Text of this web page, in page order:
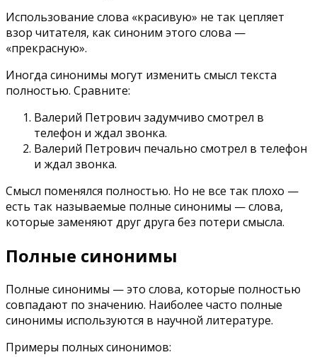
Использование слова «красивую» не так цепляет
взор читателя, как синоним этого слова —
«прекрасную».
Иногда синонимы могут изменить смысл текста
полностью. Сравните:
Валерий Петрович задумчиво смотрел в
телефон и ждал звонка.
Валерий Петрович печально смотрел в телефон
и ждал звонка.
Смысл поменялся полностью. Но не все так плохо —
есть так называемые полные синонимы — слова,
которые заменяют друг друга без потери смысла.
Полные синонимы
Полные синонимы — это слова, которые полностью
совпадают по значению. Наиболее часто полные
синонимы используются в научной литературе.
Примеры полных синонимов: